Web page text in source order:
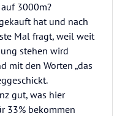
3000m?
hat und nach
Mal fragt, weil weit
stehen wird
mit den Worten „das
gut, was hier
33% bekommen